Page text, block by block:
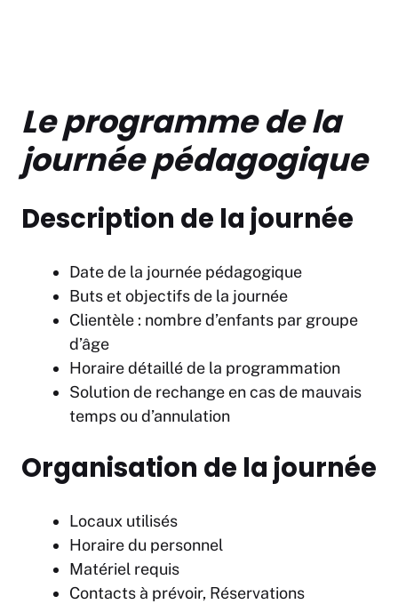
Le programme de la
journée pédagogique
Description de la journée
Date de la journée pédagogique
Buts et objectifs de la journée
Clientèle : nombre d’enfants par groupe
d’âge
Horaire détaillé de la programmation
Solution de rechange en cas de mauvais
temps ou d’annulation
Organisation de la journée
Locaux utilisés
Horaire du personnel
Matériel requis
Contacts à prévoir, Réservations